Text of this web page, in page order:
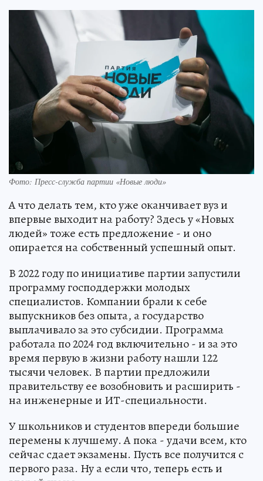
Фото: Пресс-служба партии «Новые люди»
А что делать тем, кто уже оканчивает вуз и
впервые выходит на работу? Здесь у «Новых
людей» тоже есть предложение - и оно
опирается на собственный успешный опыт.
В 2022 году по инициативе партии запустили
программу господдержки молодых
специалистов. Компании брали к себе
выпускников без опыта, а государство
выплачивало за это субсидии. Программа
работала по 2024 год включительно - и за это
время первую в жизни работу нашли 122
тысячи человек. В партии предложили
правительству ее возобновить и расширить -
на инженерные и ИТ-специальности.
У школьников и студентов впереди большие
перемены к лучшему. А пока - удачи всем, кто
сейчас сдает экзамены. Пусть все получится с
первого раза. Ну а если что, теперь есть и